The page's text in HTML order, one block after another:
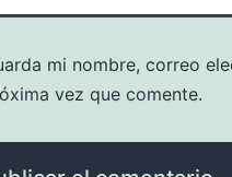
mi nombre, correo
vez que comente.